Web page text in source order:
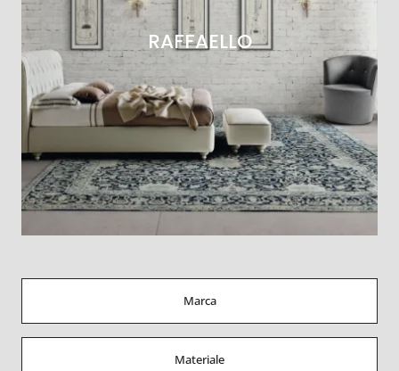
Marca
Materiale
RAFFAELLO